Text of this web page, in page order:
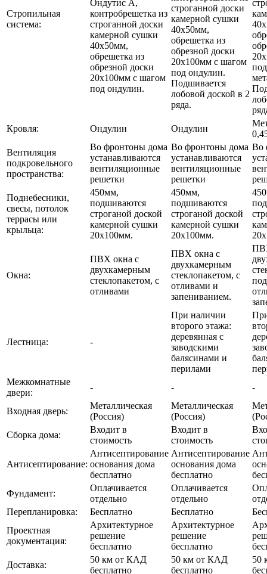
Стропильная
система:
Ондутис А,
контробрешетка из
строганной доски
камерной сушки
40х50мм,
обрешетка из
обрезной доски
20х100мм с шагом
под ондулин.
строганной доски
камерной сушки
40х50мм,
обрешетка из
обрезной доски
20х100мм с шагом
под ондулин.
Подшивается
лобовой доской в 2
ряда.
под
Кровля:
Ондулин Ондулин
Вентиляция
подкровельного
пространства:
Во фронтоны дома
устанавливаются
вентиляционные
решетки
Во фронтоны дома
устанавливаются
вентиляционные
решетки
Во
Поднебесники,
свесы, потолок
террасы или
крыльца:
450мм,
подшиваются
строганой доской
камерной сушки
20х100мм.
450мм,
подшиваются
строганой доской
камерной сушки
20х100мм.
Окна:
ПВХ окна с
двухкамерным
стеклопакетом, с
отливами
ПВХ окна с
двухкамерным
стеклопакетом, с
отливами и
запениванием.
Лестница: -
При наличии
второго этажа:
деревянная с
заводскими
балясинами и
перилами
Межкомнатные
двери:
- - -
Входная дверь:
Металлическая
(Россия)
Металлическая
(Россия)
Сборка дома:
Входит в
стоимость
Входит в
стоимость
Антисептирование:
Антисептирование
основания дома
бесплатно
Антисептирование
основания дома
бесплатно
Фундамент:
Оплачивается
отдельно
Оплачивается
отдельно
Перепланировка:
Бесплатно Бесплатно
Проектная
документация:
Архитектурное
решение
бесплатно
Архитектурное
решение
бесплатно
Доставка:
50 км от КАД
бесплатно
50 км от КАД
бесплатно
50